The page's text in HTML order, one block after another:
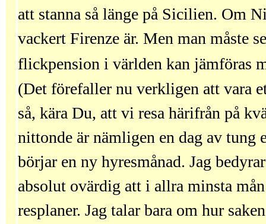
att stanna så länge på Sicilien. Om
vackert Firenze är. Men man måste
flickpension i världen kan jämföras
(Det förefaller nu verkligen att vara
så, kära Du, att vi resa härifrån på
nittonde är nämligen en dag av tung
börjar en ny hyresmånad. Jag
absolut ovärdig att i allra minsta
resplaner. Jag talar bara om hur